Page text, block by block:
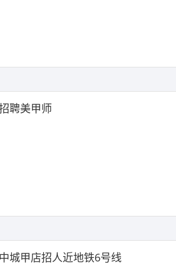
聘美甲师
城甲店招人近地铁6号线